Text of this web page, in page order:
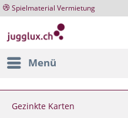
Spielmaterial Vermietung
Menü
Gezinkte Karten